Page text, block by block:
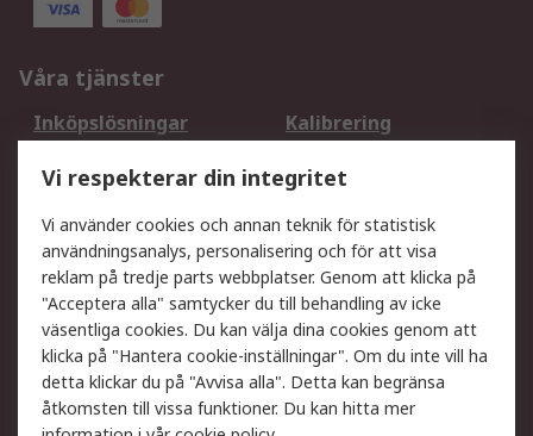
Våra tjänster
Inköpslösningar
Kalibrering
DesignSpark
Teknisk Support
Ditt lokala säljteam
Exportlösningar
Support
Få hjälp
Retur av varor
Leverans
Spåra din order
Begär en fakturakopi
Fördelar med RS-konto
Betalningsalternativ
Vi respekterar din integritet
Vi använder cookies och annan teknik för statistisk
användningsanalys, personalisering och för att visa
reklam på tredje parts webbplatser. Genom att klicka på
"Acceptera alla" samtycker du till behandling av icke
väsentliga cookies. Du kan välja dina cookies genom att
klicka på "Hantera cookie-inställningar". Om du inte vill ha
detta klickar du på "Avvisa alla". Detta kan begränsa
åtkomsten till vissa funktioner. Du kan hitta mer